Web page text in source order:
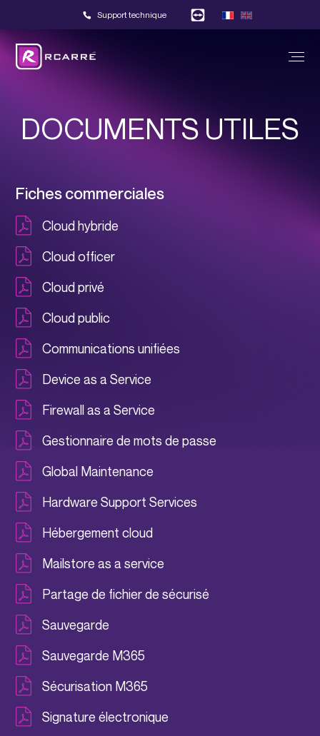
Support technique
DOCUMENTS UTILES
Fiches commerciales
Cloud hybride
Cloud officer
Cloud privé
Cloud public
Communications unifiées
Device as a Service
Firewall as a Service
Gestionnaire de mots de passe
Global Maintenance
Hardware Support Services
Hébergement cloud
Mailstore as a service
Partage de fichier de sécurisé
Sauvegarde
Sauvegarde M365
Sécurisation M365
Signature électronique